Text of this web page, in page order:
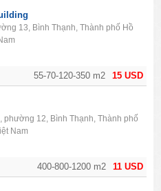
15 USD
55-70-120-350 m2
13, Bình Thạnh, Thành phố Hồ
11 USD
400-800-1200 m2
phường 12, Bình Thạnh, Thành phố
Nam